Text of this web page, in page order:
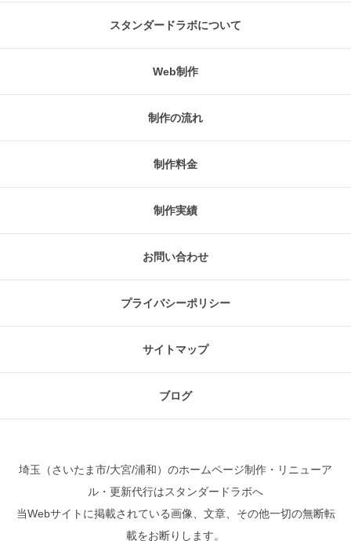
スタンダードラボについて
Web制作
制作の流れ
制作料金
制作実績
お問い合わせ
プライバシーポリシー
サイトマップ
ブログ
埼玉（さいたま市/大宮/浦和）のホームページ制作・リニューア
ル・更新代行はスタンダードラボへ
当Webサイトに掲載されている画像、文章、その他一切の無断転
載をお断りします。